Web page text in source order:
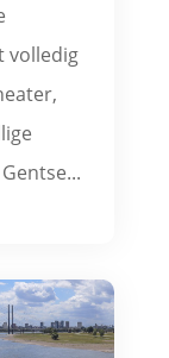
volledig